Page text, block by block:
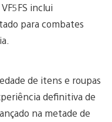
inclui
para combates
de itens e roupas
definitiva de
na metade de